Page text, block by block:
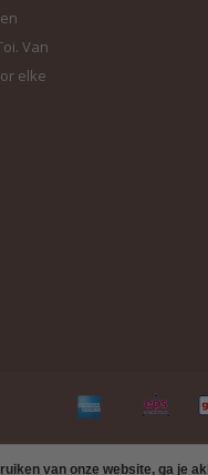
van onze website, ga je
Van
elke